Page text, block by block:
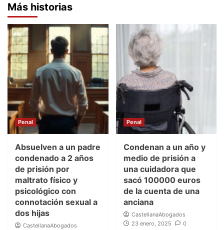
Más historias
Penal
Absuelven a un padre
condenado a 2 años
de prisión por
maltrato físico y
psicológico con
connotación sexual a
dos hijas
CastellanaAbogados
Penal
Condenan a un año y
medio de prisión a
una cuidadora que
sacó 100000 euros
de la cuenta de una
anciana
CastellanaAbogados
23 enero, 2025
0